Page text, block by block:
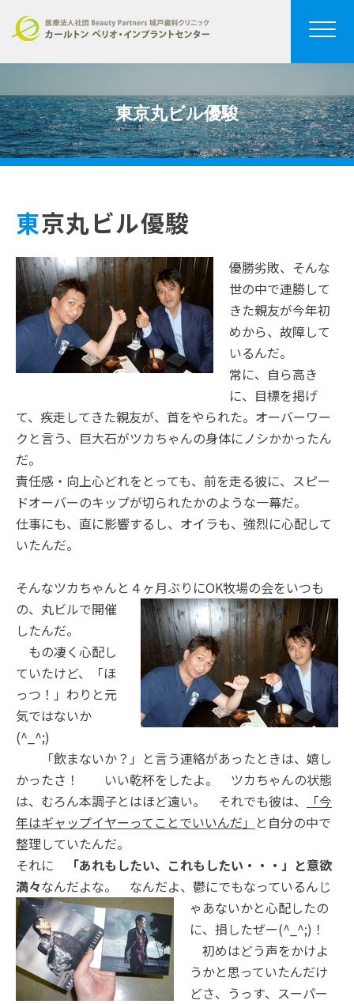
東京丸ビル優駿
東京丸ビル優駿
優勝劣敗、そんな
世の中で連勝して
きた親友が今年初
めから、故障して
いるんだ。
常に、自ら高き
に、目標を掲げ
て、疾走してきた親友が、首をやられた。オーバーワー
クと言う、巨大石がツカちゃんの身体にノシかかったん
だ。
責任感・向上心どれをとっても、前を走る彼に、スピー
ドオーバーのキップが切られたかのような一幕だ。
仕事にも、直に影響するし、オイラも、強烈に心配して
いたんだ。
そんなツカちゃんと４ヶ月ぶりにOK牧場の会をいつも
の、丸ビルで開催
したんだ。
もの凄く心配し
ていたけど、「ほ
っつ！」わりと元
気ではないか
(^_^;)
「飲まないか？」と言う連絡があったときは、嬉し
かったさ！ いい乾杯をしたよ。 ツカちゃんの状態
は、むろん本調子とはほど遠い。 それでも彼は、
「今
年はギャップイヤーってことでいいんだ」 と自分の中で
整理していたんだ。
それに
「あれもしたい、これもしたい・・・」と意欲
満々なんだよな。 なんだよ、鬱にでもなっているんじ
ゃあないかと心配したの
に、損したぜー(^_^;)！
初めはどう声をかけよ
うかと思っていたんだけ
どさ、うっす、スーパー